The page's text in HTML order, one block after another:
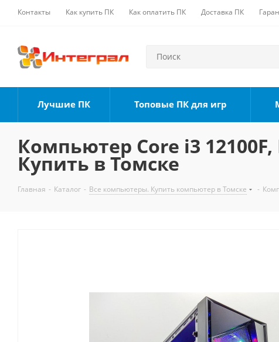
Контакты Как купить ПК Как оплатить ПК Доставка ПК
Лучшие ПК Топовые ПК для игр
Компьютер Core i3 12100F,
Купить в Томске
Главная - Каталог - Все компьютеры. Купить компьютер в Томске -